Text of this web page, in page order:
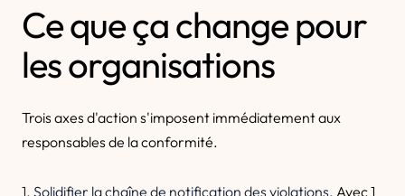
Ce que ça change pour
les organisations
Trois axes d'action s'imposent immédiatement aux
responsables de la conformité.
1. Solidifier la chaîne de notification des violations. Avec 1